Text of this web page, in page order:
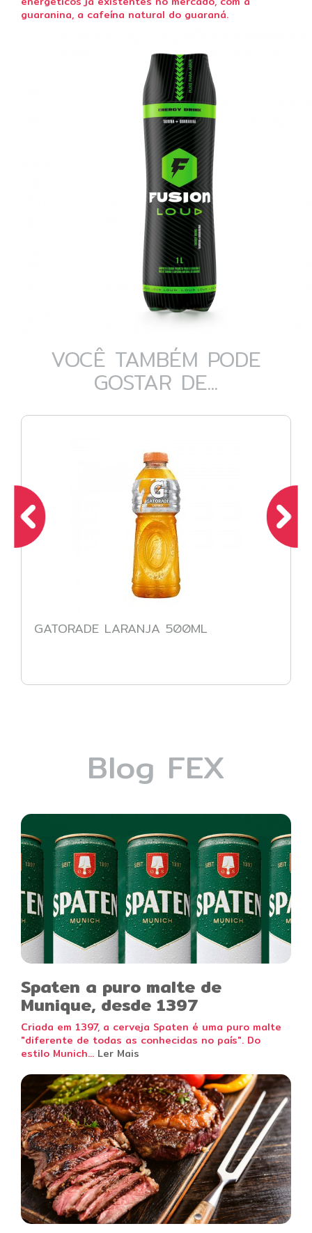
guaranina, a cafeína natural do guaraná.
VOCÊ TAMBÉM PODE
GOSTAR DE...
GATORADE LARANJA 500ML
Blog FEX
Spaten a puro malte de
Munique, desde 1397
Criada em 1397, a cerveja Spaten é uma puro malte
"diferente de todas as conhecidas no país". Do
estilo Munich... Ler Mais